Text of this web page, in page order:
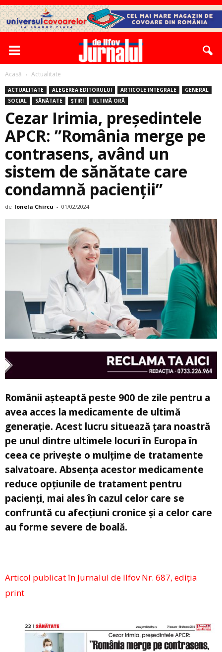
Acasă Actualitate
ACTUALITATE ALEGEREA EDITORULUI ARTICOLE INTEGRALE
GENERAL
SOCIAL
SĂNĂTATE ȘTIRI ULTIMĂ ORĂ
Cezar Irimia, președintele
APCR: ”România merge pe
contrasens, având un
sistem de sănătate care
condamnă pacienţii”
de Ionela Chircu - 01/02/2024
Românii așteaptă peste 900 de zile pentru a
avea acces la medicamente de ultimă
generație. Acest lucru situează țara noastră
pe unul dintre ultimele locuri în Europa în
ceea ce privește o mulțime de tratamente
salvatoare. Absența acestor medicamente
reduce opțiunile de tratament pentru
pacienți, mai ales în cazul celor care se
confruntă cu afecțiuni cronice și a celor care
au forme severe de boală.
Articol publicat în Jurnalul de Ilfov Nr. 687, ediția
print